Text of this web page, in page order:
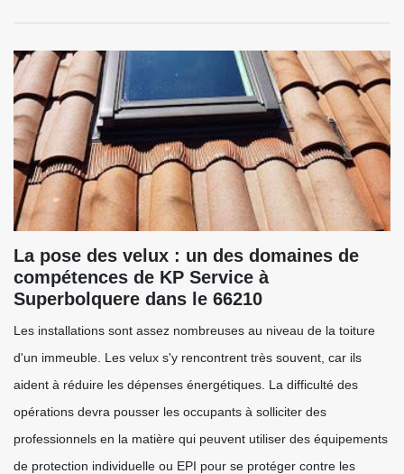
La pose des velux : un des domaines de
compétences de KP Service à
Superbolquere dans le 66210
Les installations sont assez nombreuses au niveau de la toiture
d'un immeuble. Les velux s'y rencontrent très souvent, car ils
aident à réduire les dépenses énergétiques. La difficulté des
opérations devra pousser les occupants à solliciter des
professionnels en la matière qui peuvent utiliser des équipements
de protection individuelle ou EPI pour se protéger contre les